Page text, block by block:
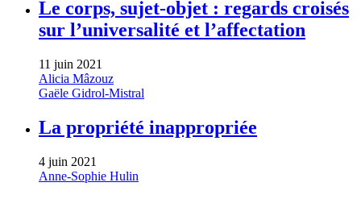
Le corps, sujet-objet : regards croisés
sur l’universalité et l’affectation
11 juin 2021
Alicia Mâzouz
Gaële Gidrol-Mistral
La propriété inappropriée
4 juin 2021
Anne-Sophie Hulin